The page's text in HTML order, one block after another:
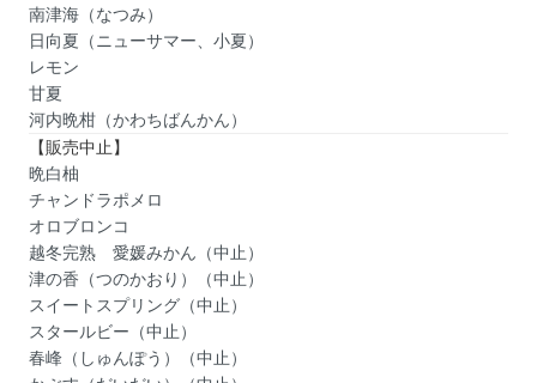
南津海（なつみ）
日向夏（ニューサマー、小夏）
レモン
甘夏
河内晩柑（かわちばんかん）
【販売中止】
晩白柚
チャンドラポメロ
オロブロンコ
越冬完熟 愛媛みかん（中止）
津の香（つのかおり）（中止）
スイートスプリング（中止）
スタールビー（中止）
春峰（しゅんぽう）（中止）